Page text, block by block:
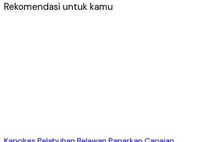
Rekomendasi untuk kamu